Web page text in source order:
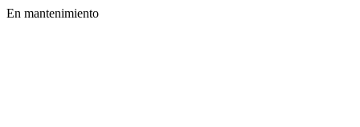
En mantenimiento